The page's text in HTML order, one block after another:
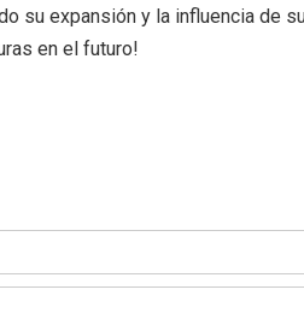
su expansión y la influencia de
en el futuro!